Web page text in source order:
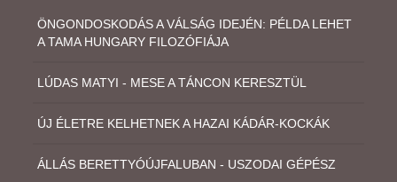
ÖNGONDOSKODÁS A VÁLSÁG IDEJÉN: PÉLDA LEHET
A TAMA HUNGARY FILOZÓFIÁJA
LÚDAS MATYI - MESE A TÁNCON KERESZTÜL
ÚJ ÉLETRE KELHETNEK A HAZAI KÁDÁR-KOCKÁK
ÁLLÁS BERETTYÓÚJFALUBAN - USZODAI GÉPÉSZ